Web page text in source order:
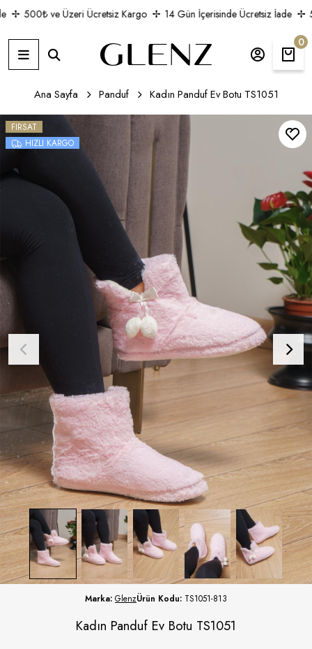
500₺ ve Üzeri Ücretsiz Kargo 14 Gün İçerisinde Ücretsiz İade
0
Ana Sayfa Panduf Kadın Panduf Ev Botu TS1051
FIRSAT
HIZLI KARGO
Marka: GlenzÜrün Kodu: TS1051-813
Kadın Panduf Ev Botu TS1051